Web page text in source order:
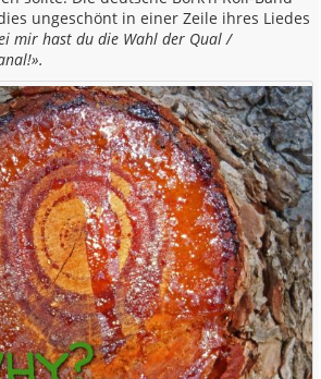
ungeschönt in einer Zeile ihres Liedes
mir hast du die Wahl der Qual /